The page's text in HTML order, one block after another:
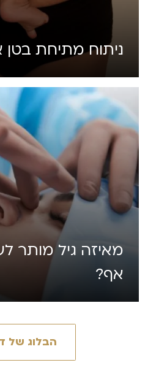
ניתוח מתיחת בטן
מאיזה גיל מותר
אף?
הבלוג של